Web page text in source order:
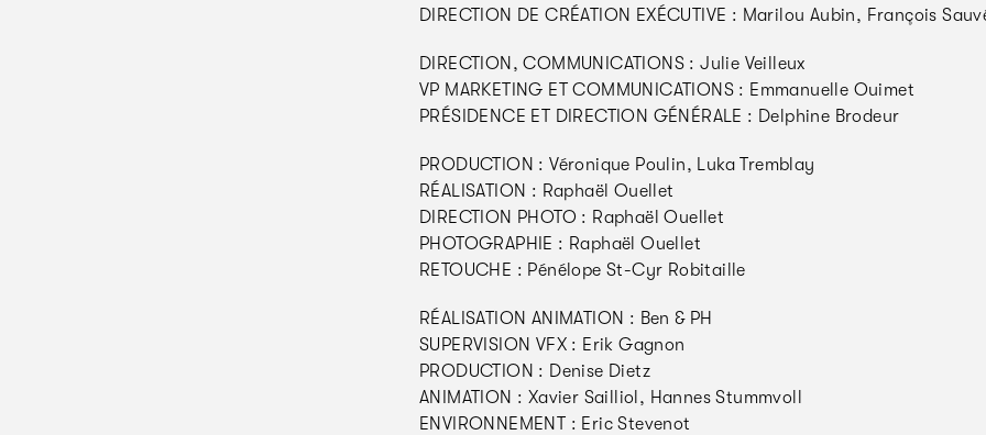
DIRECTION DE CRÉATION EXÉCUTIVE : Marilou Aubin, François
DIRECTION, COMMUNICATIONS : Julie Veilleux
VP MARKETING ET COMMUNICATIONS : Emmanuelle Ouimet
PRÉSIDENCE ET DIRECTION GÉNÉRALE : Delphine Brodeur
PRODUCTION : Véronique Poulin, Luka Tremblay
RÉALISATION : Raphaël Ouellet
DIRECTION PHOTO : Raphaël Ouellet
PHOTOGRAPHIE : Raphaël Ouellet
RETOUCHE : Pénélope St-Cyr Robitaille
RÉALISATION ANIMATION : Ben & PH
SUPERVISION VFX : Erik Gagnon
PRODUCTION : Denise Dietz
ANIMATION : Xavier Sailliol, Hannes Stummvoll
ENVIRONNEMENT : Eric Stevenot